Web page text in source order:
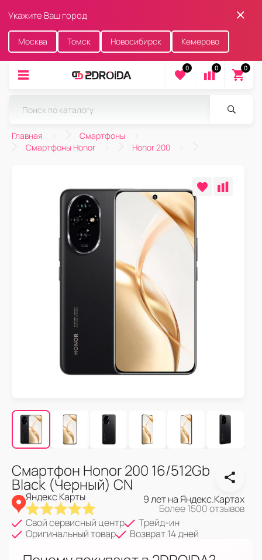
Укажите Ваш город
Москва Томск Новосибирск Кемерово
0 0 0
Главная
Смартфоны
Смартфоны Honor
Honor 200
Смартфон Honor 200 16/512Gb
Black (Черный) CN
Яндекс Карты 9 лет на Яндекс.Картах
Более 1500 отзывов
Свой сервисный центр
Трейд-ин
Оригинальный товар
Возврат 14 дней